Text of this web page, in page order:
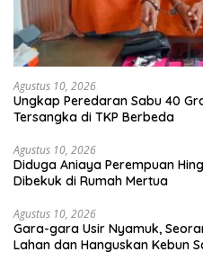
Agustus 10, 2026
Ungkap Peredaran Sabu 40
Tersangka di TKP Berbeda
Agustus 10, 2026
Diduga Aniaya Perempuan
Dibekuk di Rumah Mertua
Agustus 10, 2026
Gara-gara Usir Nyamuk,
Lahan dan Hanguskan Kebun